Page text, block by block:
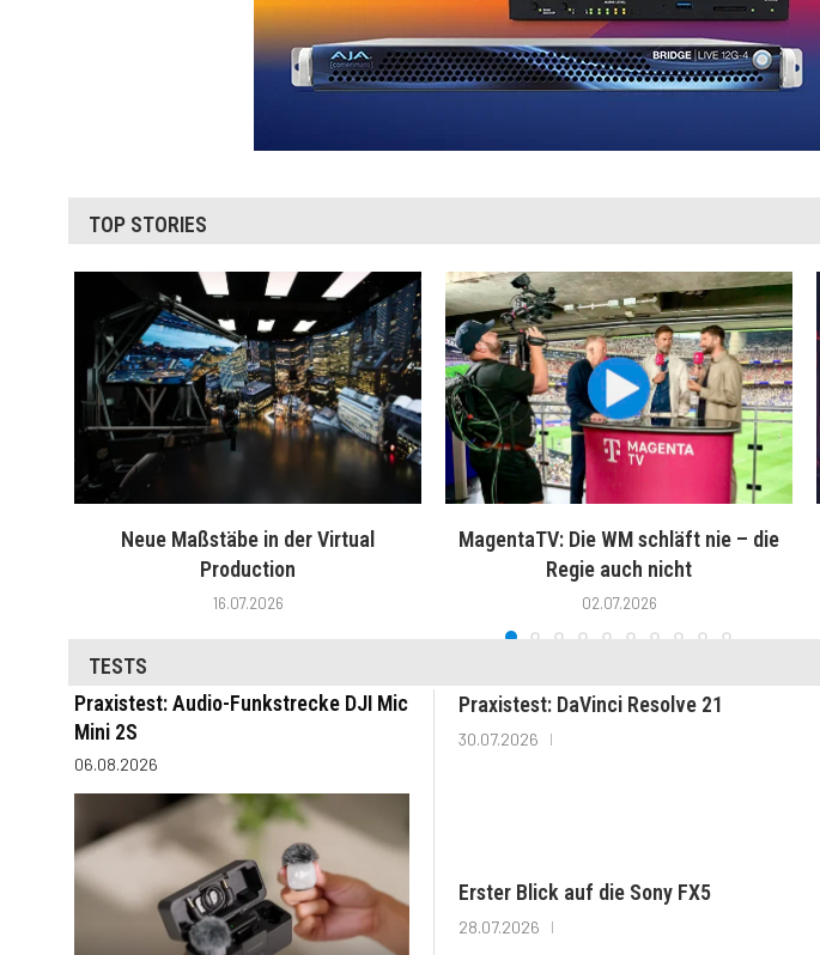
TOP STORIES
Neue Maßstäbe in der Virtual
Production
16.07.2026
MagentaTV: Die WM schläft nie – die
Regie auch nicht
02.07.2026
TESTS
Praxistest: Audio-Funkstrecke DJI Mic
Mini 2S
06.08.2026
Praxistest: DaVinci Resolve 21
30.07.2026
Erster Blick auf die Sony FX5
28.07.2026